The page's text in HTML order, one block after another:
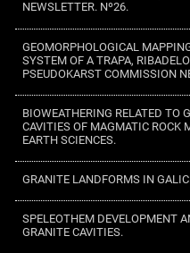
NEWSLETTER. Nº26.
GEOMORPHOLOGICAL
SYSTEM OF A TRAPA,
PSEUDOKARST COMMISSION
BIOWEATHERING RELATED TO
CAVITIES OF MAGMATIC ROCK
EARTH SCIENCES.
GRANITE LANDFORMS IN
SPELEOTHEM DEVELOPMENT
GRANITE CAVITIES.